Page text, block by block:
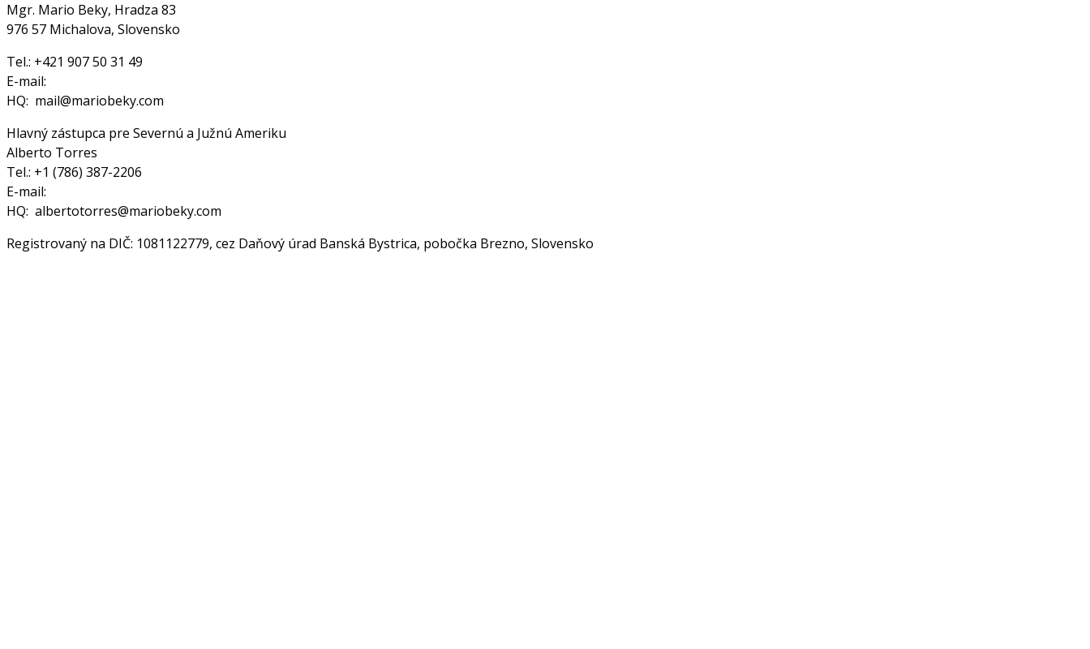
Mgr. Mario Beky, Hradza 83
976 57 Michalova, Slovensko
Tel.: +421 907 50 31 49
E-mail:
HQ: mail@mariobeky.com
Hlavný zástupca pre Severnú a Južnú Ameriku
Alberto Torres
Tel.: +1 (786) 387-2206
E-mail:
HQ: albertotorres@mariobeky.com
Registrovaný na DIČ: 1081122779, cez Daňový úrad Banská Bystrica, pobočka Brezno, Slovensko